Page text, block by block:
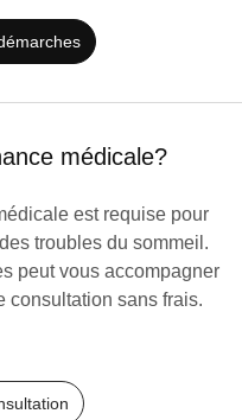
médicale?
est requise pour
troubles du sommeil.
peut vous accompagner
consultation sans frais.